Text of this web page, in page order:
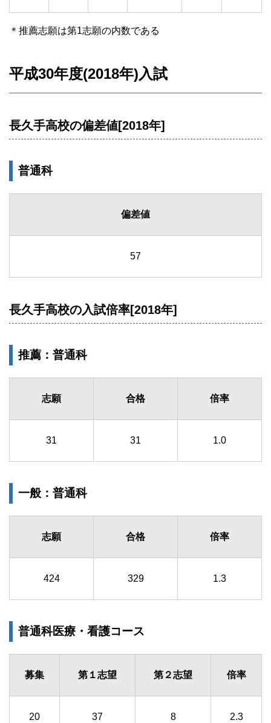
＊推薦志願は第1志願の内数である
平成30年度(2018年)入試
長久手高校の偏差値[2018年]
普通科
偏差値
57
長久手高校の入試倍率[2018年]
推薦：普通科
志願 合格 倍率
31 31 1.0
一般：普通科
志願 合格 倍率
424 329 1.3
普通科医療・看護コース
募集 第１志望 第２志望 倍率
20 37 8 2.3